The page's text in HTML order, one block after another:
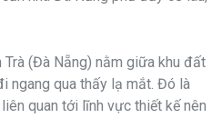
Trà (Đà Nẵng) nằm giữa khu đất
ngang qua thấy lạ mắt. Đó là
quan tới lĩnh vực thiết kế nên